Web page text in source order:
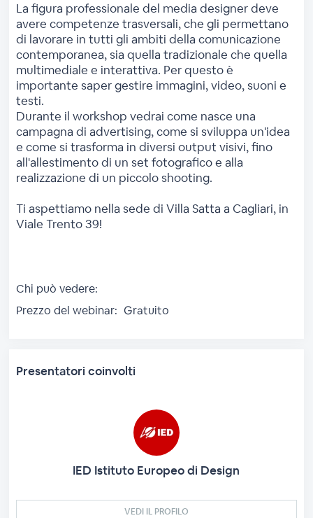
La figura professionale del media designer deve
avere competenze trasversali, che gli permettano
di lavorare in tutti gli ambiti della comunicazione
contemporanea, sia quella tradizionale che quella
multimediale e interattiva. Per questo è
importante saper gestire immagini, video, suoni e
testi.
Durante il workshop vedrai come nasce una
campagna di advertising, come si sviluppa un'idea
e come si trasforma in diversi output visivi, fino
all'allestimento di un set fotografico e alla
realizzazione di un piccolo shooting.
Ti aspettiamo nella sede di Villa Satta a Cagliari, in
Viale Trento 39!
Chi può vedere:
Prezzo del webinar: Gratuito
Presentatori coinvolti
IED Istituto Europeo di Design
VEDI IL PROFILO